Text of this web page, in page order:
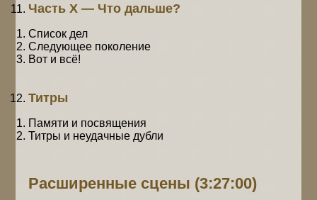
Часть X — Что дальше?
Список дел
Следующее поколение
Вот и всё!
Титры
Памяти и посвящения
Титры и неудачные дубли
Расширенные сцены (3:27:00)